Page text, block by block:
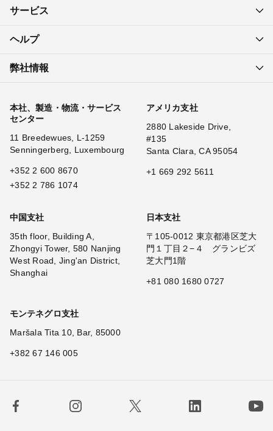
サービス
ヘルプ
弊社情報
本社、製造・物流・サービス
センター
11 Breedewues, L-1259
Senningerberg, Luxembourg
+352 2 600 8670
+352 2 786 1074
アメリカ支社
2880 Lakeside Drive,
#135
Santa Clara, CA 95054
+1 669 292 5611
中国支社
35th floor, Building A,
Zhongyi Tower, 580 Nanjing
West Road, Jing'an District,
Shanghai
日本支社
〒105-0012 東京都港区芝大
門１丁目２−４ グランビズ
芝大門1階
+81 080 1680 0727
モンテネグロ支社
Maršala Tita 10, Bar, 85000
+382 67 146 005